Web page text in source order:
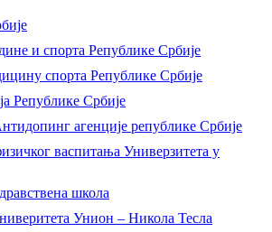
и спорта Републике Србије
спорта Републике Србије
Републике Србије
агенције републике Србије
васпитања Универзитета у
школа
Унион – Никола Тесла